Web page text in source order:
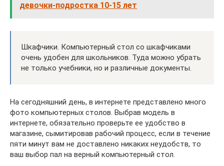
девочки-подростка 10-15 лет
Шкафчики. Компьютерный стол со шкафчиками
очень удобен для школьников. Туда можно убрать
не только учебники, но и различные документы.
На сегодняшний день, в интернете представлено много
фото компьютерных столов. Выбрав модель в
интернете, обязательно проверьте ее удобство в
магазине, сымитировав рабочий процесс, если в течение
пяти минут вам не доставлено никаких неудобств, то
ваш выбор пал на верный компьютерный стол.